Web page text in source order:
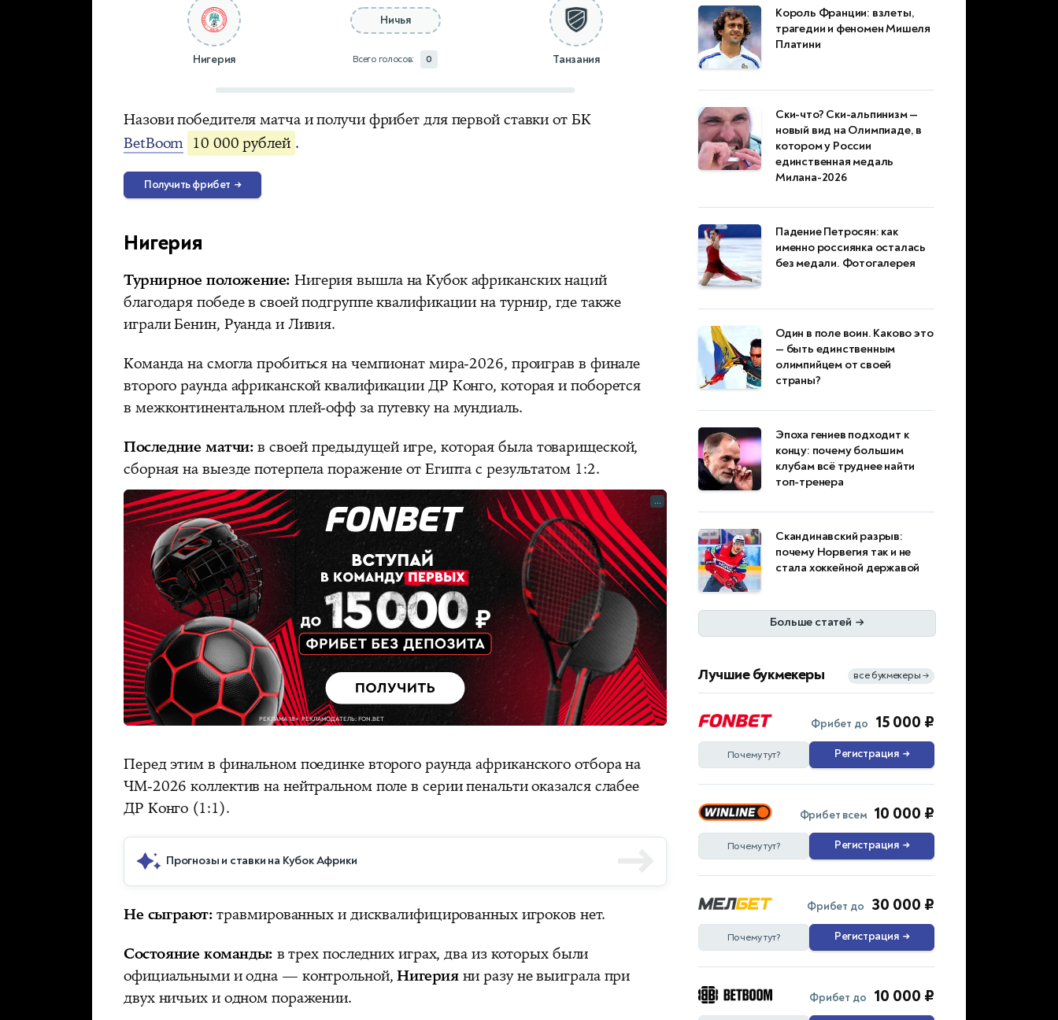
Нигерия
Ничья
Всего голосов: 0 Танзания
Назови победителя матча и получи фрибет для первой ставки от БК
BetBoom 10 000 рублей .
Получить фрибет →
Нигерия
Турнирное положение: Нигерия вышла на Кубок африканских наций
благодаря победе в своей подгруппе квалификации на турнир, где также
играли Бенин, Руанда и Ливия.
Команда на смогла пробиться на чемпионат мира-2026, проиграв в финале
второго раунда африканской квалификации ДР Конго, которая и поборется
в межконтинентальном плей-офф за путевку на мундиаль.
Последние матчи:в своей предыдущей игре, которая была товарищеской,
сборная на выезде потерпела поражение от Египта с результатом 1:2.
...
Перед этим в финальном поединке второго раунда африканского отбора на
ЧМ-2026 коллектив на нейтральном поле в серии пенальти оказался слабее
ДР Конго (1:1).
Прогнозы и ставки на Кубок Африки
Не сыграют:травмированных и дисквалифицированных игроков нет.
Состояние команды: в трех последних играх, два из которых были
официальными и одна — контрольной,Нигерияни разу не выиграла при
двух ничьих и одном поражении.
Король Франции: взлеты,
трагедии и феномен Мишеля
Платини
Ски-что? Ски-альпинизм —
новый вид на Олимпиаде, в
котором у России
единственная медаль
Милана-2026
Падение Петросян: как
именно россиянка осталась
без медали. Фотогалерея
Один в поле воин. Каково это
— быть единственным
олимпийцем от своей
страны?
Эпоха гениев подходит к
концу: почему большим
клубам всё труднее найти
топ-тренера
Скандинавский разрыв:
почему Норвегия так и не
стала хоккейной державой
Больше статей →
Лучшие букмекеры все букмекеры →
Фрибет до 15 000 ₽
Почему тут? Регистрация →
Фрибет всем 10 000 ₽
Почему тут? Регистрация →
Фрибет до 30 000 ₽
Почему тут? Регистрация →
Фрибет до 10 000 ₽